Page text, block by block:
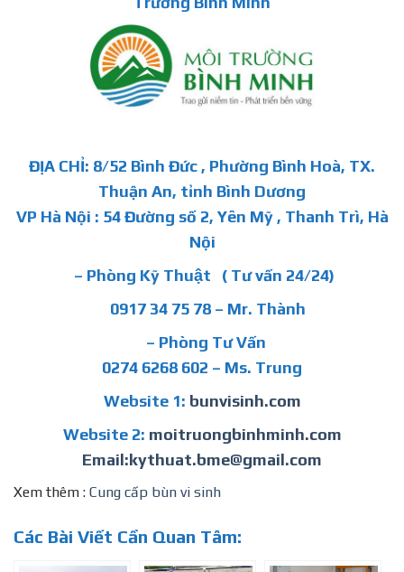
ĐỊA CHỈ: 8/52 Bình Đức , Phường Bình Hoà, TX.
Thuận An, tỉnh Bình Dương
VP Hà Nội : 54 Đường số 2, Yên Mỹ , Thanh Trì, Hà
Nội
– Phòng Kỹ Thuật ( Tư vấn 24/24)
0917 34 75 78 – Mr. Thành
– Phòng Tư Vấn
0274 6268 602 – Ms. Trung
Website 1: bunvisinh.com
Website 2: moitruongbinhminh.com
Email:kythuat.bme@gmail.com
Xem thêm : Cung cấp bùn vi sinh
Các Bài Viết Cần Quan Tâm: